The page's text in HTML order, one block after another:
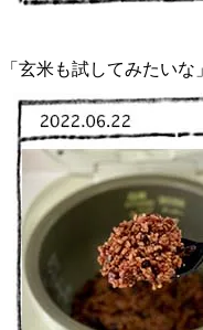
「玄米も試してみたい